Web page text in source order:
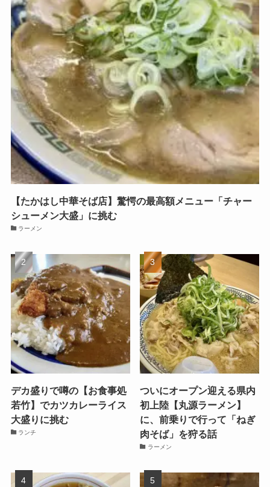
【たかはし中華そば店】驚愕の最高額メニュー「チャー
シューメン大盛」に挑む
ラーメン
デカ盛りで噂の【お食事処
若竹】でカツカレーライス
大盛りに挑む
ランチ
ついにオープン迎える県内
初上陸【丸源ラーメン】
に、前乗りで行って「ねぎ
肉そば」を狩る話
ラーメン